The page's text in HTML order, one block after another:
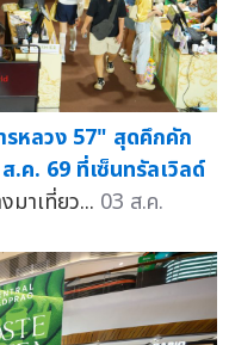
รหลวง 57" สุดคึกคัก
.ค. 69 ที่เซ็นทรัลเวิลด์
มาเที่ยว... 03 ส.ค.